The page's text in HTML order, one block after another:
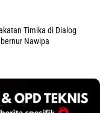
Timika di Dialog
Nawipa